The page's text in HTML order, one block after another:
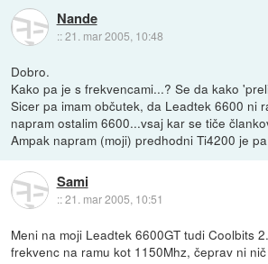
Nande
::21. mar 2005, 10:48
Dobro.
Kako pa je s frekvencami...? Se da kako
Sicer pa imam občutek, da Leadtek 6600 ni
napram ostalim 6600...vsaj kar se tiče
Ampak napram (moji) predhodni Ti4200 je
Sami
::21. mar 2005, 10:51
Meni na moji Leadtek 6600GT tudi Coolbits
frekvenc na ramu kot 1150Mhz, čeprav ni